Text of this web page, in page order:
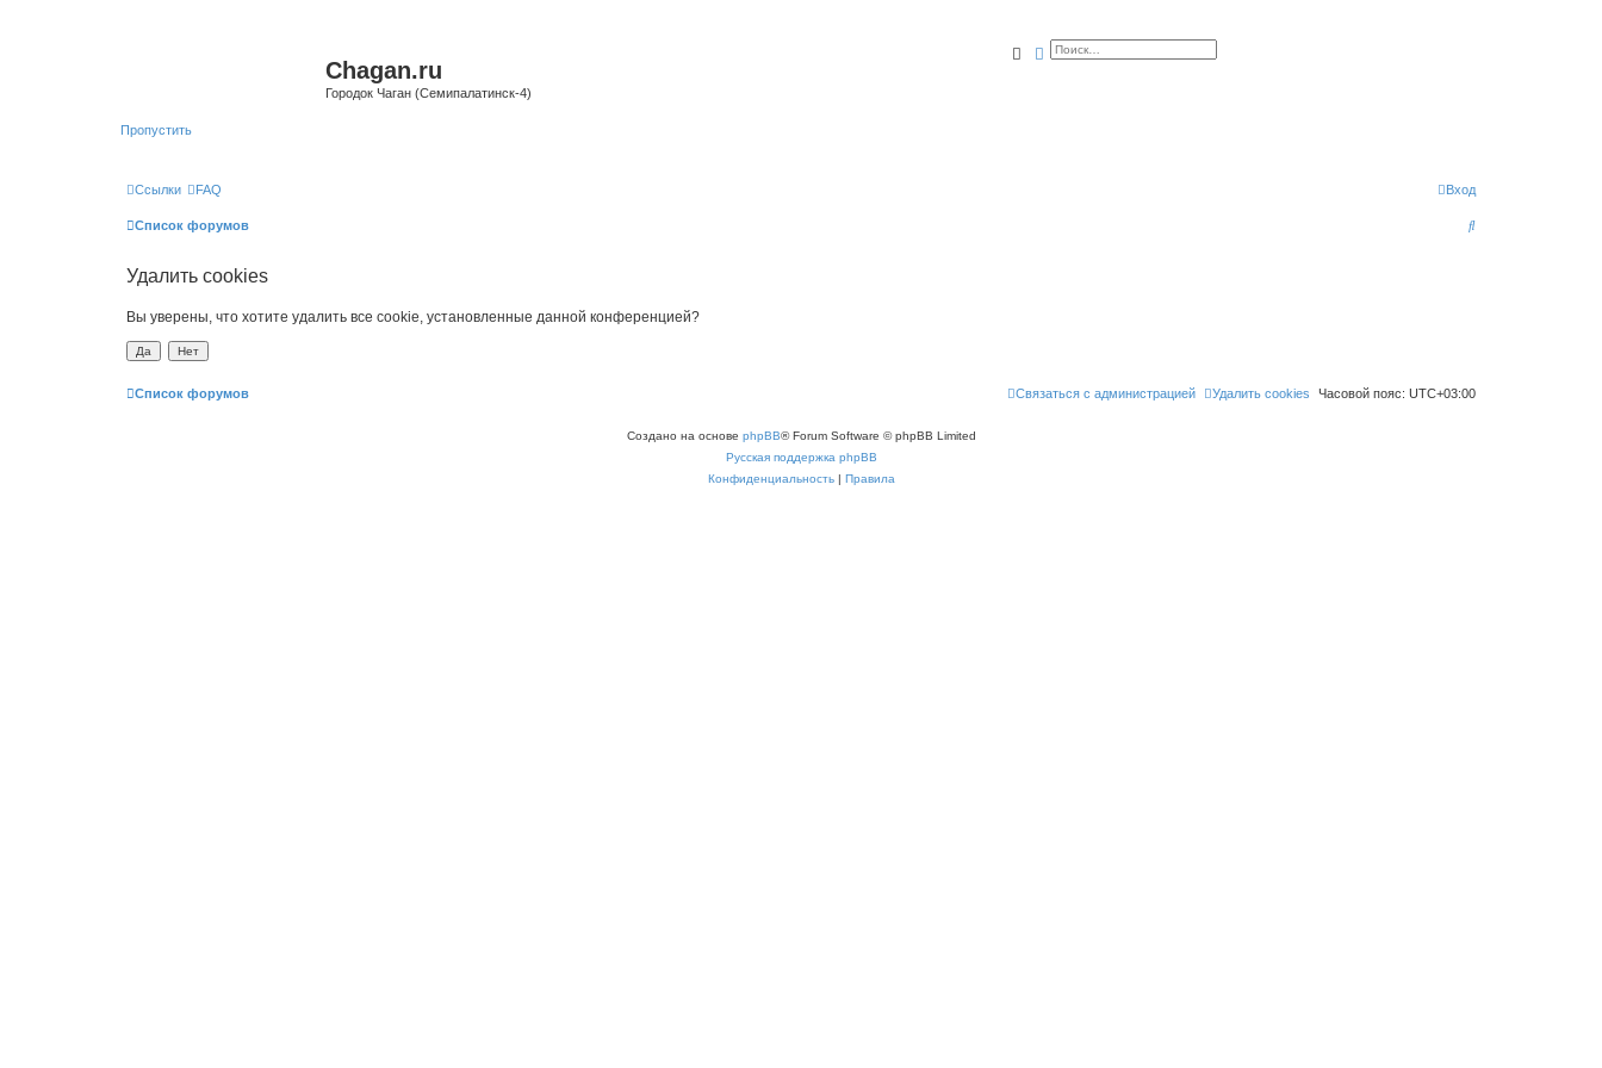
Chagan.ru
Городок Чаган (Семипалатинск-4)
Пропустить
ПоискРасширенный поиск
Ссылки FAQ Вход
Список форумов
П
Удалить cookies
Вы уверены, что хотите удалить все cookie, установленные данной конференцией?
Список форумов Часовой пояс: UTC+03:00
Удалить cookies
Связаться с администрацией
Создано на основе phpBB® Forum Software © phpBB Limited
Русская поддержка phpBB
Конфиденциальность | Правила